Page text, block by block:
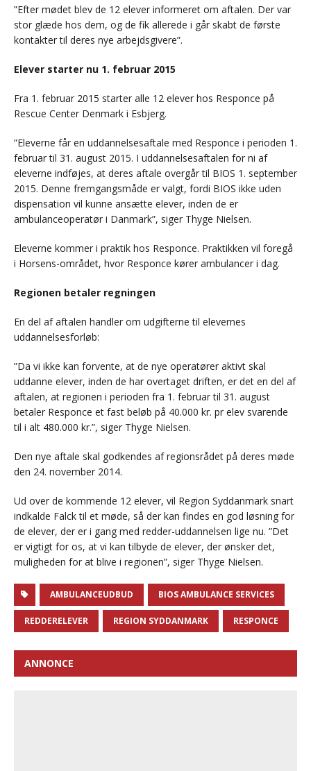
”Efter mødet blev de 12 elever informeret om aftalen. Der var
stor glæde hos dem, og de fik allerede i går skabt de første
kontakter til deres nye arbejdsgivere”.
Elever starter nu 1. februar 2015
Fra 1. februar 2015 starter alle 12 elever hos Responce på
Rescue Center Denmark i Esbjerg.
”Eleverne får en uddannelsesaftale med Responce i perioden 1.
februar til 31. august 2015. I uddannelsesaftalen for ni af
eleverne indføjes, at deres aftale overgår til BIOS 1. september
2015. Denne fremgangsmåde er valgt, fordi BIOS ikke uden
dispensation vil kunne ansætte elever, inden de er
ambulanceoperatør i Danmark”, siger Thyge Nielsen.
Eleverne kommer i praktik hos Responce. Praktikken vil foregå
i Horsens-området, hvor Responce kører ambulancer i dag.
Regionen betaler regningen
En del af aftalen handler om udgifterne til elevernes
uddannelsesforløb:
”Da vi ikke kan forvente, at de nye operatører aktivt skal
uddanne elever, inden de har overtaget driften, er det en del af
aftalen, at regionen i perioden fra 1. februar til 31. august
betaler Responce et fast beløb på 40.000 kr. pr elev svarende
til i alt 480.000 kr.”, siger Thyge Nielsen.
Den nye aftale skal godkendes af regionsrådet på deres møde
den 24. november 2014.
Ud over de kommende 12 elever, vil Region Syddanmark snart
indkalde Falck til et møde, så der kan findes en god løsning for
de elever, der er i gang med redder-uddannelsen lige nu. ”Det
er vigtigt for os, at vi kan tilbyde de elever, der ønsker det,
muligheden for at blive i regionen”, siger Thyge Nielsen.
AMBULANCEUDBUD BIOS AMBULANCE SERVICES
REDDERELEVER REGION SYDDANMARK RESPONCE
ANNONCE